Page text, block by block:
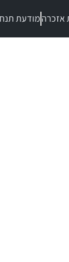
אזכרהמודעת